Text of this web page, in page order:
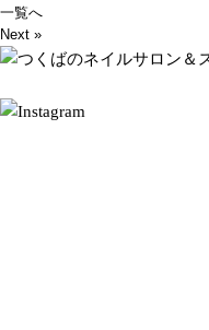
一覧へ
Next »